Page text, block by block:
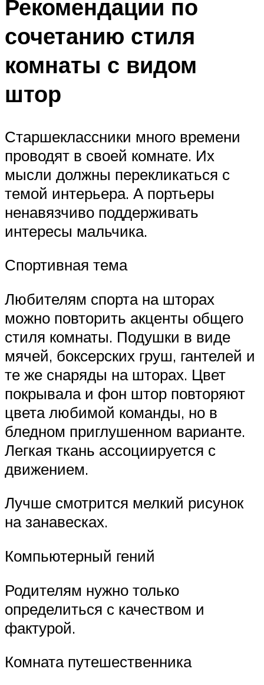
Рекомендации по
сочетанию стиля
комнаты с видом
штор
Старшеклассники много времени
проводят в своей комнате. Их
мысли должны перекликаться с
темой интерьера. А портьеры
ненавязчиво поддерживать
интересы мальчика.
Спортивная тема
Любителям спорта на шторах
можно повторить акценты общего
стиля комнаты. Подушки в виде
мячей, боксерских груш, гантелей и
те же снаряды на шторах. Цвет
покрывала и фон штор повторяют
цвета любимой команды, но в
бледном приглушенном варианте.
Легкая ткань ассоциируется с
движением.
Лучше смотрится мелкий рисунок
на занавесках.
Компьютерный гений
Родителям нужно только
определиться с качеством и
фактурой.
Комната путешественника